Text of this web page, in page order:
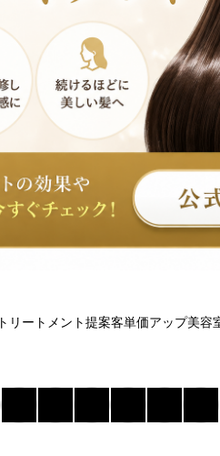
トリートメント提案客単価アップ美容